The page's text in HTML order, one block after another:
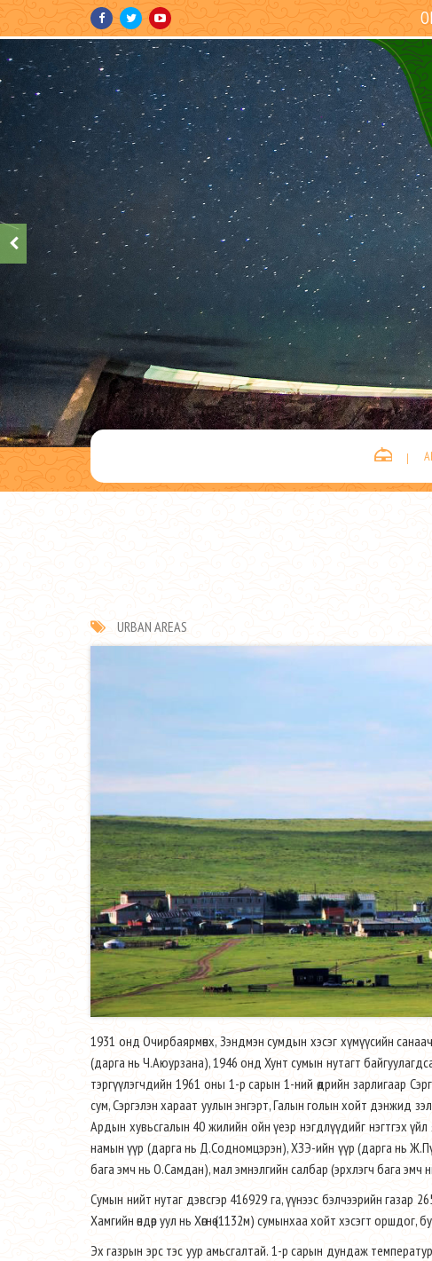
URBAN AREAS
1931 онд Очирбаярмөнх, Зэндмэн сумдын хэсэг хүмүүсийн
(дарга нь Ч.Аюурзана), 1946 онд Хунт сумын нутагт
тэргүүлэгчдийн 1961 оны 1-р сарын 1-ний өдрийн зарлигаар
сум, Сэргэлэн хараат уулын энгэрт, Галын голын хойт дэнжид
Ардын хувьсгалын 40 жилийн ойн үеэр нэгдлүүдийг нэгтгэх
намын үүр (дарга нь Д.Содномцэрэн), ХЗЭ-ийн үүр (дарга нь
бага эмч нь О.Самдан), мал эмнэлгийн салбар (эрхлэгч бага эмч
Сумын нийт нутаг дэвсгэр 416929 га, үүнээс бэлчээрийн
Хамгийн өндөр уул нь Хөгнө (1132м) сумынхаа хойт хэсэгт
Эх газрын эрс тэс уур амьсгалтай. 1-р сарын дундаж